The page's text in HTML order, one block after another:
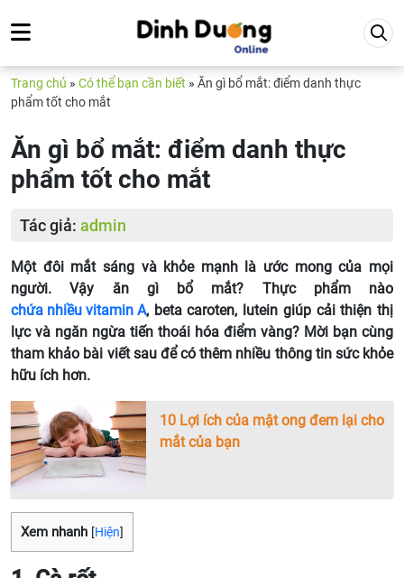
Trang chủ » Có thể bạn cần biết » Ăn gì bổ mắt: điểm danh thực
phẩm tốt cho mắt
Ăn gì bổ mắt: điểm danh thực
phẩm tốt cho mắt
Tác giả: admin
Một đôi mắt sáng và khỏe mạnh là ước mong của mọi
người. Vậy ăn gì bổ mắt? Thực phẩm nào
chứa nhiều vitamin A, beta caroten, lutein giúp cải thiện thị
lực và ngăn ngừa tiến thoái hóa điểm vàng? Mời bạn cùng
tham khảo bài viết sau để có thêm nhiều thông tin sức khỏe
hữu ích hơn.
10 Lợi ích của mật ong đem lại cho
mắt của bạn
Xem nhanh [Hiện]